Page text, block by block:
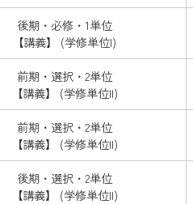
後期・必修・1単位
【講義】 (学修単位I)
前期・選択・2単位
【講義】 (学修単位II)
前期・選択・2単位
【講義】 (学修単位II)
後期・選択・2単位
【講義】 (学修単位II)